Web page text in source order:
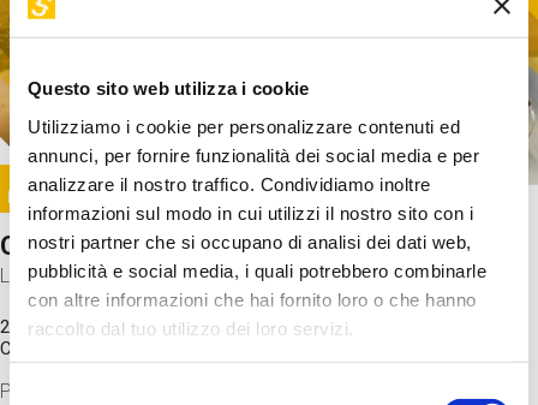
Questo sito web utilizza i cookie
Utilizziamo i cookie per personalizzare contenuti ed
annunci, per fornire funzionalità dei social media e per
analizzare il nostro traffico. Condividiamo inoltre
informazioni sul modo in cui utilizzi il nostro sito con i
nostri partner che si occupano di analisi dei dati web,
pubblicità e social media, i quali potrebbero combinarle
con altre informazioni che hai fornito loro o che hanno
raccolto dal tuo utilizzo dei loro servizi.
Selezione
Image
SUNDAY@STEP
Come funziona il cervello?
Laboratorio
20 Set 2026 / 11:15 - 13:00
Costo
Proveremo a costruire un cervello in cartoncino cercando di